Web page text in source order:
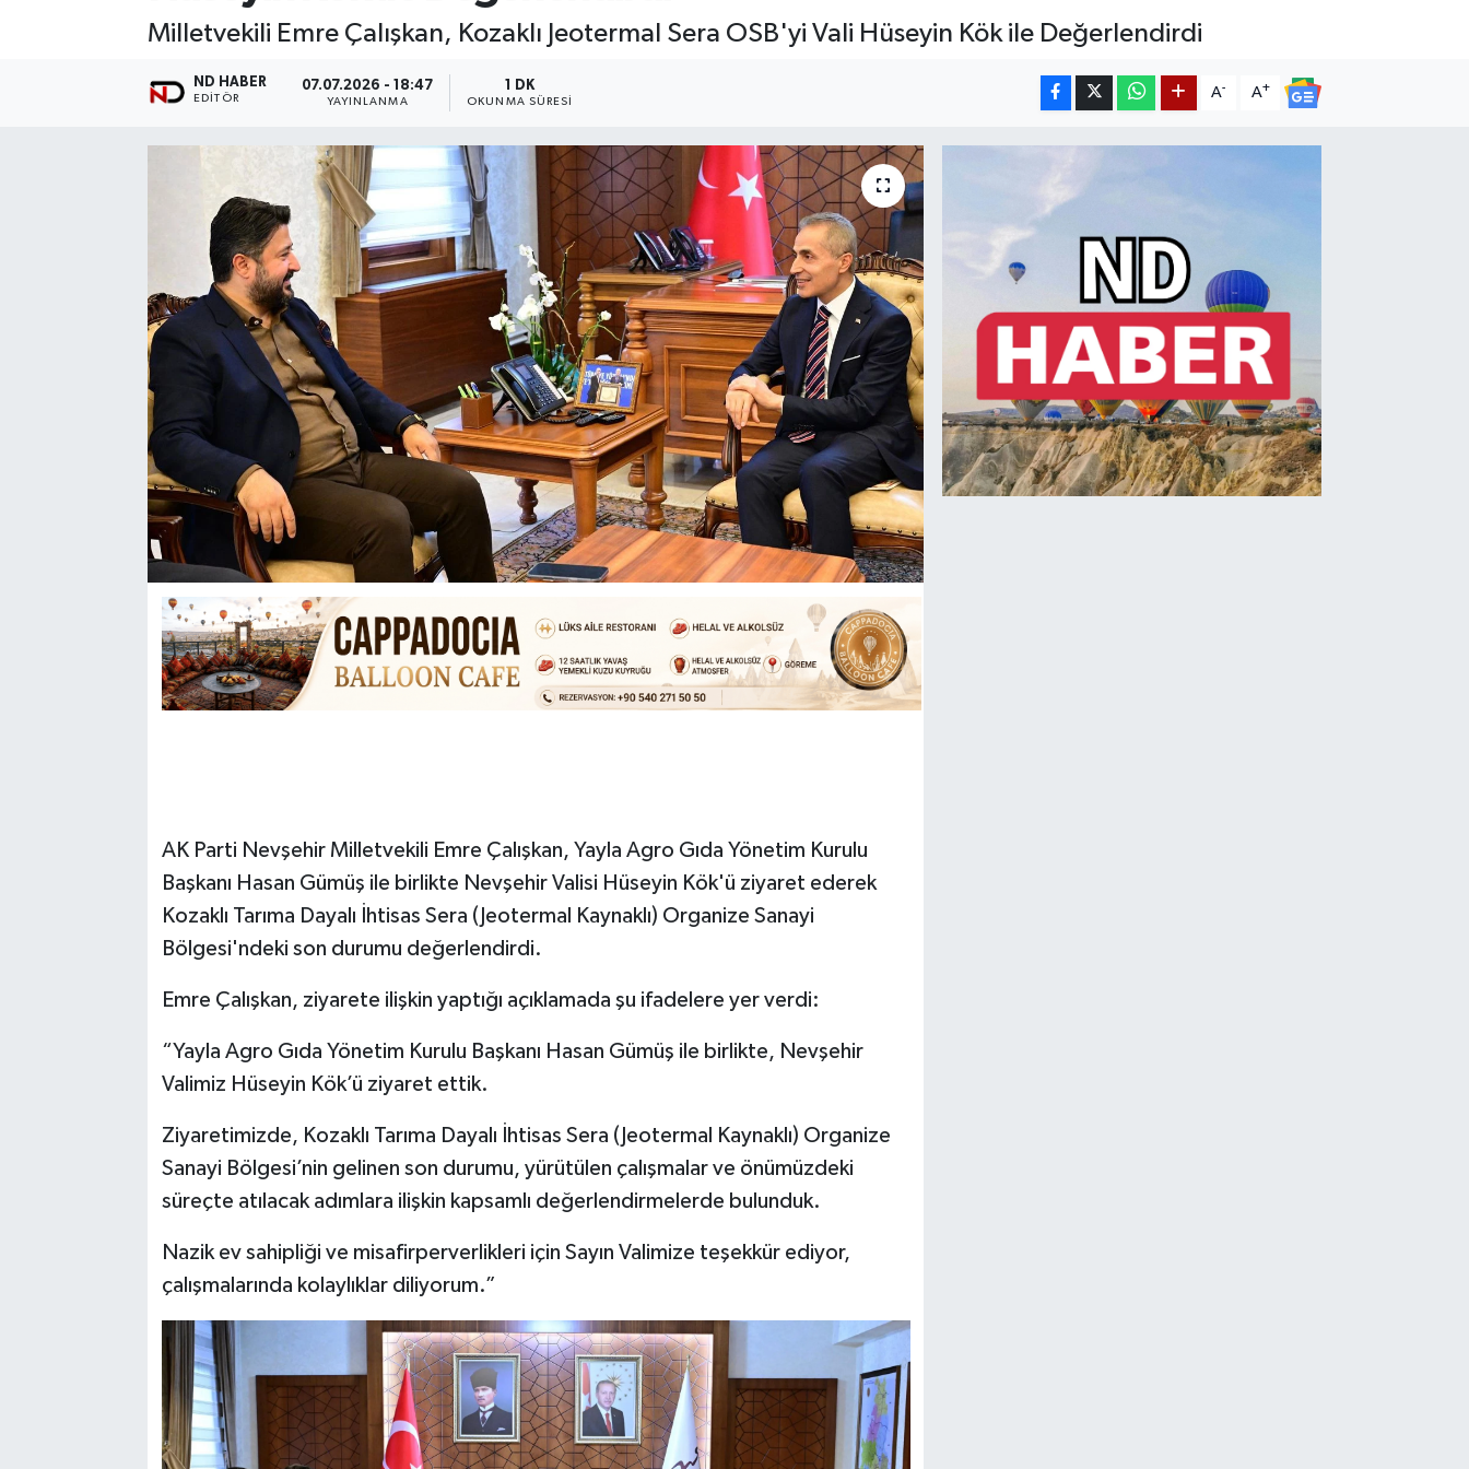
Milletvekili Emre Çalışkan, Kozaklı Jeotermal Sera OSB'yi Vali Hüseyin Kök ile Değerlendirdi
ND HABER
EDITÖR
07.07.2026 - 18:47
YAYINLANMA
1 DK
OKUNMA SÜRESI
A- A+
AK Parti Nevşehir Milletvekili Emre Çalışkan, Yayla Agro Gıda Yönetim Kurulu
Başkanı Hasan Gümüş ile birlikte Nevşehir Valisi Hüseyin Kök'ü ziyaret ederek
Kozaklı Tarıma Dayalı İhtisas Sera (Jeotermal Kaynaklı) Organize Sanayi
Bölgesi'ndeki son durumu değerlendirdi.
Emre Çalışkan, ziyarete ilişkin yaptığı açıklamada şu ifadelere yer verdi:
“Yayla Agro Gıda Yönetim Kurulu Başkanı Hasan Gümüş ile birlikte, Nevşehir
Valimiz Hüseyin Kök’ü ziyaret ettik.
Ziyaretimizde, Kozaklı Tarıma Dayalı İhtisas Sera (Jeotermal Kaynaklı) Organize
Sanayi Bölgesi’nin gelinen son durumu, yürütülen çalışmalar ve önümüzdeki
süreçte atılacak adımlara ilişkin kapsamlı değerlendirmelerde bulunduk.
Nazik ev sahipliği ve misafirperverlikleri için Sayın Valimize teşekkür ediyor,
çalışmalarında kolaylıklar diliyorum.”